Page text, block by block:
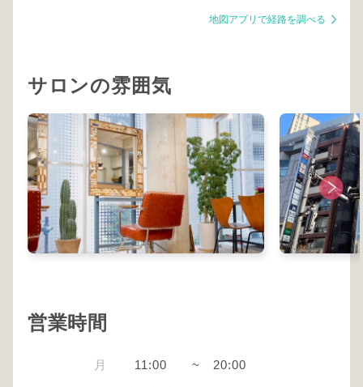
地図アプリで経路を調べる
サロンの雰囲気
営業時間
月 11:00 ~ 20:00